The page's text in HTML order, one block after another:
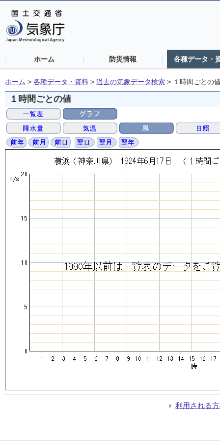
ホーム 防災情報 各種データ・
ホーム > 各種データ・資料 > 過去の気象データ検索 > １時間ごとの
１時間ごとの値
利用される